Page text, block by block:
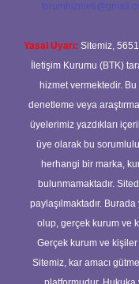
Yasal Uyarı: Sitemiz,
İletişim Kurumu (BTK)
hizmet vermektedir.
denetleme veya
üyelerimiz yazdıkları
üye olarak bu
herhangi bir marka,
bulunmamaktadır.
paylaşılmaktadır.
olup, gerçek kurum ve
Gerçek kurum ve
Sitemiz, kar amacı